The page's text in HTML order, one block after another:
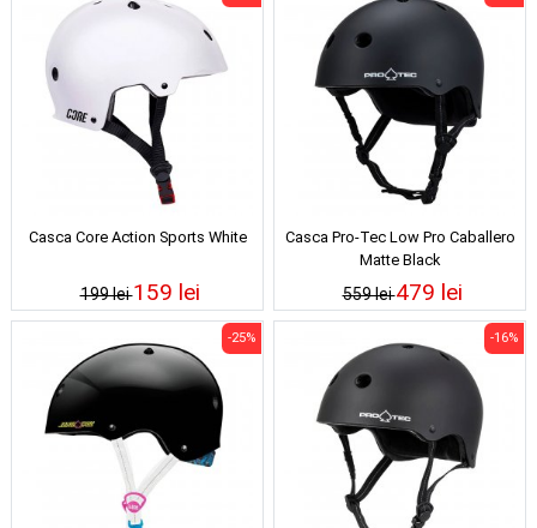
Casca Core Action Sports White
199 lei159 lei
Casca Pro-Tec Low Pro Caballero
Matte Black
559 lei479 lei
-25% -16%